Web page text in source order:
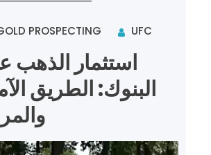
PROSPECTING UFC
استثمار الذهب
البنوك: الطريق